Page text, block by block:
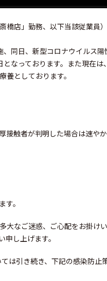
橋店」勤務、以下当該従業員
同日、新型コロナウイルス陽
なっております。また現在は
としております。
接触者が判明した場合は速や
す。
大なご迷惑、ご心配をお掛け
し上げます。
は引き続き、下記の感染防止